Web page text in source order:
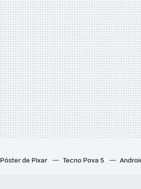
Póster de Pixar Tecno Pova 5